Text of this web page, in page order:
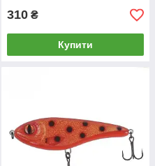
310 ₴
Купити